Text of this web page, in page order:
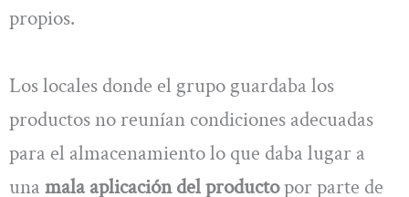
propios.
Los locales donde el grupo guardaba los
productos no reunían condiciones adecuadas
para el almacenamiento lo que daba lugar a
una mala aplicación del productopor parte de